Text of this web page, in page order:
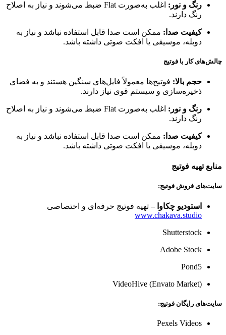
رنگ و نور:
اغلب به‌صورت Flat ضبط می‌شوند و نیاز به اصلاح
رنگ دارند.
کیفیت صدا: ممکن است صدا قابل استفاده نباشد و نیاز به
دوبله، موسیقی یا افکت صوتی داشته باشد.
چالش‌های کار با فوتیج
حجم بالا: فوتیج‌ها معمولاً فایل‌های سنگین هستند و به فضای
ذخیره‌سازی و سیستم قوی نیاز دارند.
رنگ و نور:
اغلب به‌صورت Flat ضبط می‌شوند و نیاز به اصلاح
رنگ دارند.
کیفیت صدا: ممکن است صدا قابل استفاده نباشد و نیاز به
دوبله، موسیقی یا افکت صوتی داشته باشد.
منابع تهیه فوتیج
سایت‌های فروش فوتیج:
استودیو چکاوا – تهیه فوتیج حرفه‌ای و اختصاصی
www.chakava.studio
Shutterstock
Adobe Stock
Pond5
VideoHive (Envato Market)
سایت‌های رایگان فوتیج:
Pexels Videos